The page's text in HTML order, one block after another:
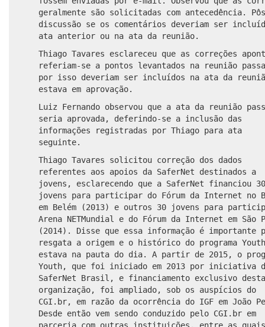
geralmente são solicitadas com antecedência. Pôs
discussão se os comentários deveriam ser
ata anterior ou na ata da reunião.
Thiago Tavares esclareceu que as correções
referiam-se a pontos levantados na reunião
por isso deveriam ser incluídos na ata da
estava em aprovação.
Luiz Fernando observou que a ata da reunião
seria aprovada, deferindo-se a inclusão das
informações registradas por Thiago para ata
seguinte.
Thiago Tavares solicitou correção dos dados
referentes aos apoios da SaferNet destinados a
jovens, esclarecendo que a SaferNet financiou 30
jovens para participar do Fórum da Internet no
em Belém (2013) e outros 30 jovens para
Arena NETMundial e do Fórum da Internet em São
(2014). Disse que essa informação é importante
resgata a origem e o histórico do programa
estava na pauta do dia. A partir de 2015, o
Youth, que foi iniciado em 2013 por iniciativa
SaferNet Brasil, e financiamento exclusivo desta
organização, foi ampliado, sob os auspícios do
CGI.br, em razão da ocorrência do IGF em João
Desde então vem sendo conduzido pelo CGI.br em
parceria com outras instituições, entre as